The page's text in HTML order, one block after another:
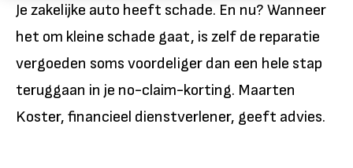
Je zakelijke auto heeft schade. En nu? Wanneer
het om kleine schade gaat, is zelf de reparatie
vergoeden soms voordeliger dan een hele stap
teruggaan in je no-claim-korting. Maarten
Koster, financieel dienstverlener, geeft advies.